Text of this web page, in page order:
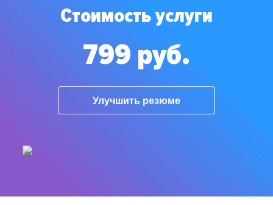
Стоимость услуги
799 руб.
Улучшить резюме